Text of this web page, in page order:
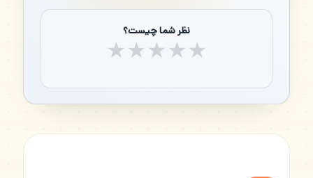
نظر شما چیست؟
★★★★★